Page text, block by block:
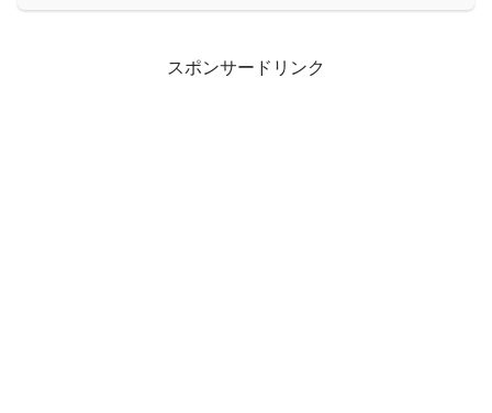
スポンサードリンク